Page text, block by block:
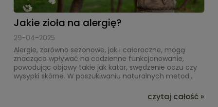
Jakie zioła na alergię?
29-04-2025
Alergie, zarówno sezonowe, jak i całoroczne, mogą
znacząco wpływać na codzienne funkcjonowanie,
powodując objawy takie jak katar, swędzenie oczu czy
wysypki skórne. W poszukiwaniu naturalnych metod...
czytaj całość »